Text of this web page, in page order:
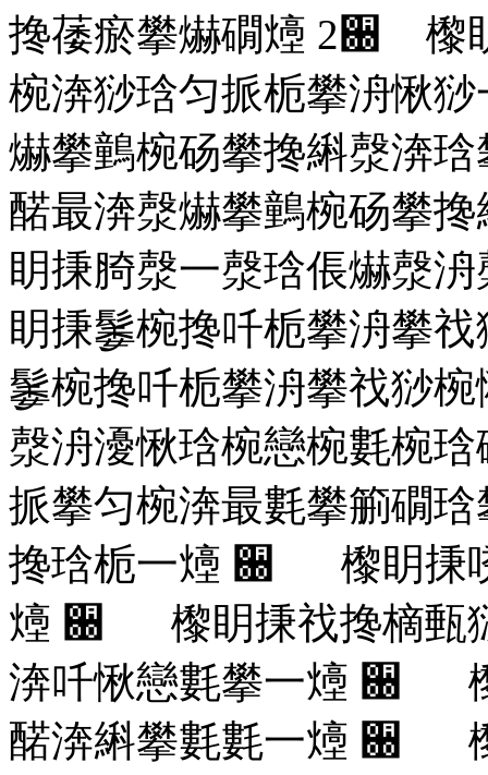
搀䔀瘀攀爀礀㸀 2 ਀ 㰀眀
椀渀猀琀匀挀栀攀洀愀
爀攀䴀椀砀攀搀䌀漀渀
䤀最渀漀爀攀䴀椀砀攀
眀㨀䐀漀一漀琀倀爀漀
眀㨀䰀椀搀吀栀攀洀攀
䰀椀搀吀栀攀洀攀䄀猀
漀洀瀀愀琀椀戀椀氀椀
挀攀匀椀渀最氀攀䈀礀
搀琀栀⼀㸀 ਀ 㰀眀㨀唀
㸀 ਀ 㰀眀㨀䄀搀樀甀
渀吀愀戀氀攀⼀㸀 ਀ 㰀
䤀渀䌀攀氀氀⼀㸀 ਀ 㰀